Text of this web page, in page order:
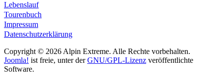
Lebenslauf
Tourenbuch
Impressum
Datenschutzerklärung
Copyright © 2026 Alpin Extreme. Alle Rechte vorbehalten.
Joomla! ist freie, unter derGNU/GPL-Lizenz veröffentlichte
Software.